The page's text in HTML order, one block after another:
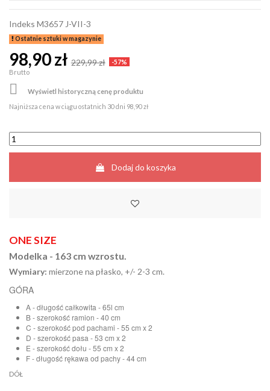
Indeks M3657 J-VII-3
Ostatnie sztuki w magazynie
98,90 zł 229,99 zł -57%
Brutto

Wyświetl historyczną cenę produktu
Najniższa cena w ciągu ostatnich 30 dni 98,90 zł
Dodaj do koszyka
ONE SIZE
Modelka - 163 cm wzrostu.
Wymiary: mierzone na płasko, +/- 2-3 cm.
GÓRA
A - długość całkowita - 65l cm
B - szerokość ramion - 40 cm
C - szerokość pod pachami - 55 cm x 2
D - szerokość pasa - 53 cm x 2
E - szerokość dołu - 55 cm x 2
F - długość rękawa od pachy - 44 cm
DÓŁ